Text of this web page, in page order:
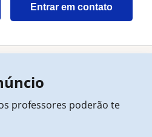
Entrar em contato
professores poderão te